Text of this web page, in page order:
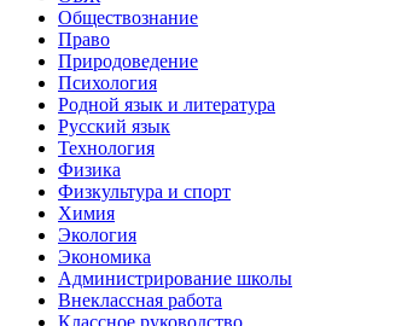
Обществознание
Право
Природоведение
Психология
Родной язык и литература
Русский язык
Технология
Физика
Физкультура и спорт
Химия
Экология
Экономика
Администрирование школы
Внеклассная работа
Классное руководство